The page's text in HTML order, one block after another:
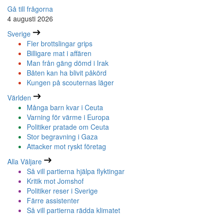
Gå till frågorna
4 augusti 2026
Sverige
Fler brottslingar grips
Billigare mat i affären
Man från gäng dömd i Irak
Båten kan ha blivit påkörd
Kungen på scouternas läger
Världen
Många barn kvar i Ceuta
Varning för värme i Europa
Politiker pratade om Ceuta
Stor begravning i Gaza
Attacker mot ryskt företag
Alla Väljare
Så vill partierna hjälpa flyktingar
Kritik mot Jomshof
Politiker reser i Sverige
Färre assistenter
Så vill partierna rädda klimatet